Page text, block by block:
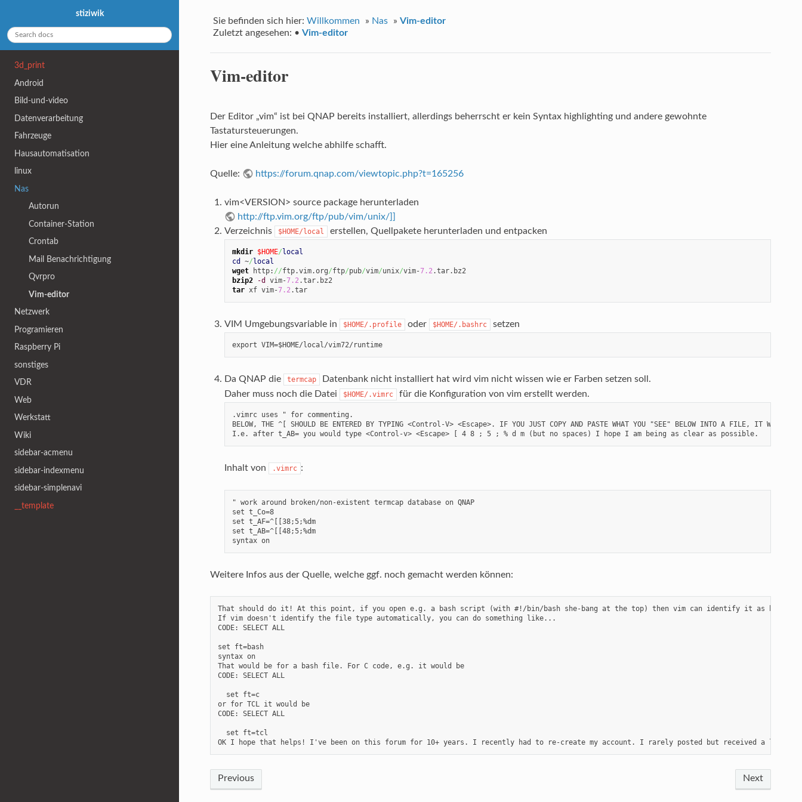
Sie befinden sich hier:Willkommen » Nas »Vim-editor
Zuletzt angesehen: • Vim-editor
Vim-editor
Der Editor „vim“ ist bei QNAP bereits installiert, allerdings beherrscht er kein Syntax highlighting und andere gewohnte
Tastatursteuerungen.
Hier eine Anleitung welche abhilfe schafft.
Quelle: https://forum.qnap.com/viewtopic.php?t=165256
vim<VERSION> source package herunterladen
http://ftp.vim.org/ftp/pub/vim/unix/]]
Verzeichnis
$HOME/local erstellen, Quellpakete herunterladen und entpacken
mkdir $HOME/ local
cd
~/ local
wget http: //ftp.vim.org/ftp/pub/vim/unix/vim-7.2
.tar.bz2
bzip2
-d vim-7.2
.tar.bz2
tar xf vim-7.2.tar
VIM Umgebungsvariable in $HOME/.profile oder $HOME/.bashrc setzen
export VIM=$HOME/local/vim72/runtime
Da QNAP die termcap
Datenbank nicht installiert hat wird vim nicht wissen wie er Farben setzen soll.
Daher muss noch die Datei
$HOME/.vimrc für die Konfiguration von vim erstellt werden.
.vimrc uses " for commenting.
BELOW, THE ^[ SHOULD BE ENTERED BY TYPING <Control-V> <Escape>. IF YOU JUST COPY AND PASTE WHAT YOU "SEE" BELOW INTO A FILE, IT WONT
I.e. after t_AB= you would type <Control-v> <Escape> [ 4 8 ; 5 ; % d m (but no spaces) I hope I am being as clear as possible.
Inhalt von .vimrc :
" work around broken/non-existent termcap database on QNAP
set t_Co=8
set t_AF=^[[38;5;%dm
set t_AB=^[[48;5;%dm
syntax on
Weitere Infos aus der Quelle, welche ggf. noch gemacht werden können:
That should do it! At this point, if you open e.g. a bash script (with #!/bin/bash she-bang at the top) then vim can identify it as bash,
If vim doesn't identify the file type automatically, you can do something like...
CODE: SELECT ALL
set ft=bash
syntax on
That would be for a bash file. For C code, e.g. it would be
CODE: SELECT ALL
  set ft=c
or for TCL it would be
CODE: SELECT ALL
  set ft=tcl
OK I hope that helps! I've been on this forum for 10+ years. I recently had to re-create my account. I rarely posted but received a lot of
Previous Next
stiziwik
3d_print
Android
Bild-und-video
Datenverarbeitung
Fahrzeuge
Hausautomatisation
linux
Nas
Autorun
Container-Station
Crontab
Mail Benachrichtigung
Qvrpro
Vim-editor
Netzwerk
Programieren
Raspberry Pi
sonstiges
VDR
Web
Werkstatt
Wiki
sidebar-acmenu
sidebar-indexmenu
sidebar-simplenavi
__template